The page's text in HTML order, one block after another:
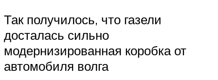
Так получилось, что газели
досталась сильно
модернизированная коробка от
автомобиля волга